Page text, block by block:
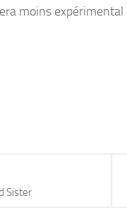
moins
Sister